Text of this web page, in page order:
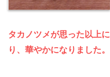
タカノツメが思った以上
り、華やかになりました。